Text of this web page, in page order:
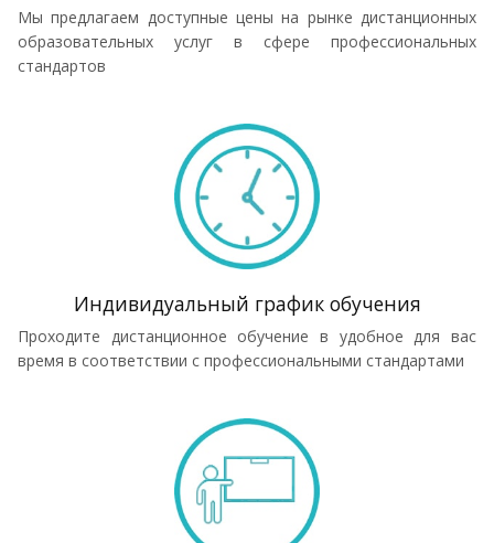
Мы предлагаем доступные цены на рынке дистанционных
образовательных услуг в сфере профессиональных
стандартов
Индивидуальный график обучения
Проходите дистанционное обучение в удобное для вас
время в соответствии с профессиональными стандартами